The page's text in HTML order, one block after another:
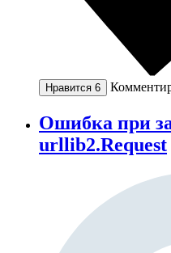
Нравится 6
Ошибка при
urllib2.Request